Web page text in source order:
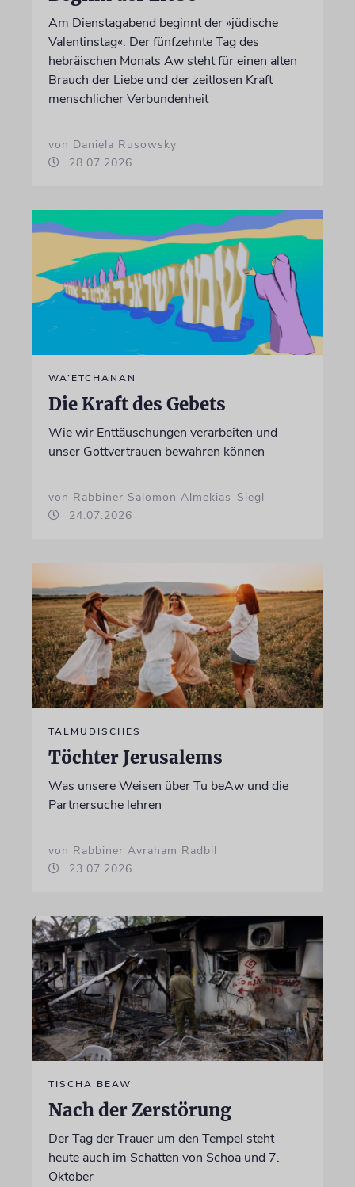
Am Dienstagabend beginnt der »jüdische
Valentinstag«. Der fünfzehnte Tag des
hebräischen Monats Aw steht für einen alten
Brauch der Liebe und der zeitlosen Kraft
menschlicher Verbundenheit
von Daniela Rusowsky
28.07.2026
WA’ETCHANAN
Die Kraft des Gebets
Wie wir Enttäuschungen verarbeiten und
unser Gottvertrauen bewahren können
von Rabbiner Salomon Almekias-Siegl
24.07.2026
TALMUDISCHES
Töchter Jerusalems
Was unsere Weisen über Tu beAw und die
Partnersuche lehren
von Rabbiner Avraham Radbil
23.07.2026
TISCHA BEAW
Nach der Zerstörung
Der Tag der Trauer um den Tempel steht
heute auch im Schatten von Schoa und 7.
Oktober